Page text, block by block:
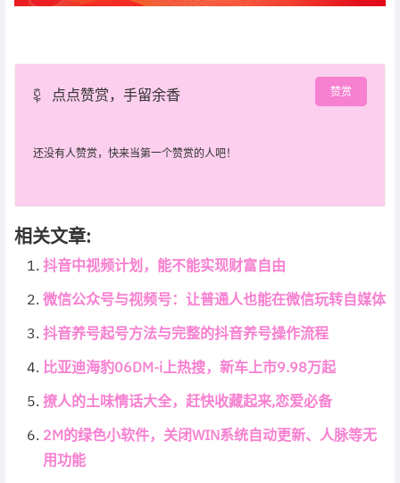
点点赞赏，手留余香 赞赏
还没有人赞赏，快来当第一个赞赏的人吧！
相关文章:
抖音中视频计划，能不能实现财富自由
微信公众号与视频号：让普通人也能在微信玩转自媒体
抖音养号起号方法与完整的抖音养号操作流程
比亚迪海豹06DM-i上热搜，新车上市9.98万起
撩人的土味情话大全，赶快收藏起来,恋爱必备
2M的绿色小软件，关闭WIN系统自动更新、人脉等无
用功能